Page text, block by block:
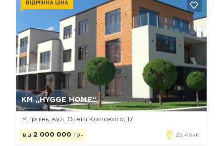
КМ „HYGGE HOME“
ВІДМІННА ЦІНА
м. Ірпінь, вул. Олега Кошового, 17
від 2 000 000 грн 25.46км
Так, видалити Відміна